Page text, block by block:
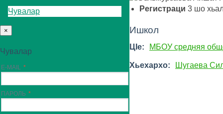
Чувалар
×
Чувалар
E-MAIL
ПАРОЛЬ
Регистраци 3 шо
Ишкол
ЦIе: МБОУ средняя
Хьехархо: Шугаева